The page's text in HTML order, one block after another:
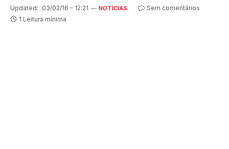
Updated: 03/02/16 - 12:21 NOTÍCIAS
Sem comentários
1 Leitura mínima